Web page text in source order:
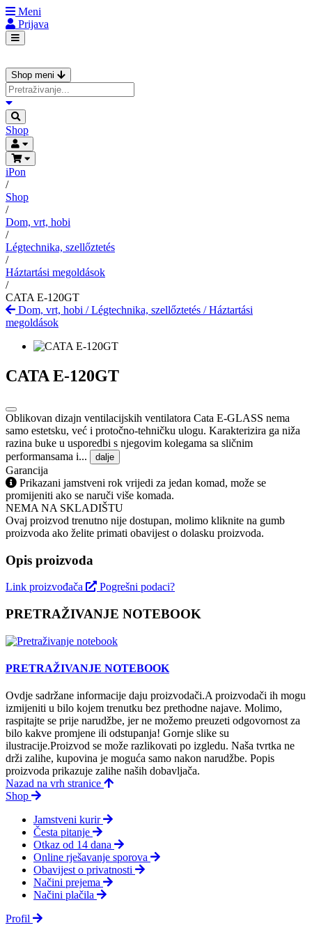
Meni
Prijava
Shop meni
Shop
iPon
/
Shop
/
Dom, vrt, hobi
/
Légtechnika, szellőztetés
/
Háztartási megoldások
/
CATA E-120GT
Dom, vrt, hobi /Légtechnika, szellőztetés /Háztartási
megoldások
CATA E-120GT
Oblikovan dizajn ventilacijskih ventilatora Cata E-GLASS nema
samo estetsku, već i protočno-tehničku ulogu. Karakterizira ga niža
razina buke u usporedbi s njegovim kolegama sa sličnim
performansama i...
dalje
Garancija
Prikazani jamstveni rok vrijedi za jedan komad, može se
promijeniti ako se naruči više komada.
NEMA NA SKLADIŠTU
Ovaj proizvod trenutno nije dostupan, molimo kliknite na gumb
proizvoda ako želite primati obavijest o dolasku proizvoda.
Opis proizvoda
Link proizvođača Pogrešni podaci?
PRETRAŽIVANJE NOTEBOOK
PRETRAŽIVANJE NOTEBOOK
Ovdje sadržane informacije daju proizvodači.A proizvodači ih mogu
izmijeniti u bilo kojem trenutku bez prethodne najave. Molimo,
raspitajte se prije narudžbe, jer ne možemo preuzeti odgovornost za
bilo kakve promjene ili odstupanja! Gornje slike su
ilustracije.Proizvod se može razlikovati po izgledu. Naša tvrtka ne
drži zalihe, kupovina je moguća samo nakon narudžbe. Popis
proizvoda prikazuje zalihe naših dobavljača.
Nazad na vrh stranice
Shop
Jamstveni kurir
Česta pitanje
Otkaz od 14 dana
Online rješavanje sporova
Obavijest o privatnosti
Načini prejema
Načini plačila
Profil